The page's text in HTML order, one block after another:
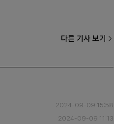
다른 기사 보기
2024-09-09 15:58
2024-09-09 11:13